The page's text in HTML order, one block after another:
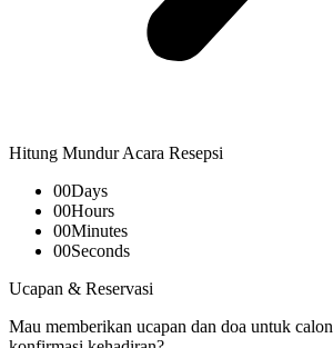
Hitung Mundur Acara Resepsi
00Days
00Hours
00Minutes
00Seconds
Ucapan & Reservasi
Mau memberikan ucapan dan doa untuk